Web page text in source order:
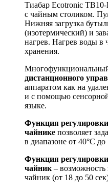
Тиабар Ecotronic
с чайным столиком.
Нижняя загрузка
(изотермический) и
нагрев. Нагрев воды
хранения.
дистанционного
аппаратом как на
и с помощью
языке.
Функция
чайнике позволяет
в диапазоне от 40°С до
Функция
чайник – возможность
чайник (от 18 до 50